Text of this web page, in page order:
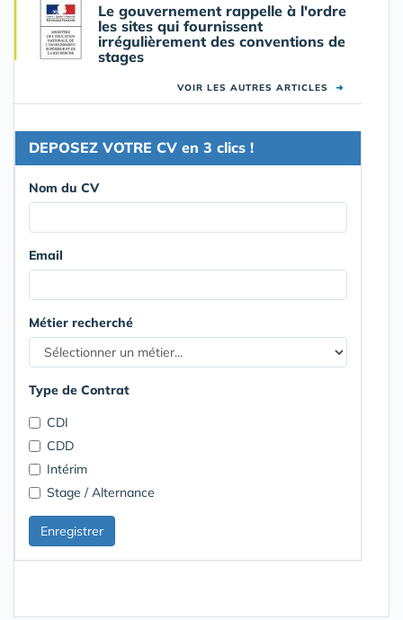
Le gouvernement rappelle à l'ordre
les sites qui fournissent
irrégulièrement des conventions de
stages
VOIR LES AUTRES ARTICLES ➜
DEPOSEZ VOTRE CV en 3 clics !
Nom du CV
Email
Métier recherché
Type de Contrat
CDI
CDD
Intérim
Stage / Alternance